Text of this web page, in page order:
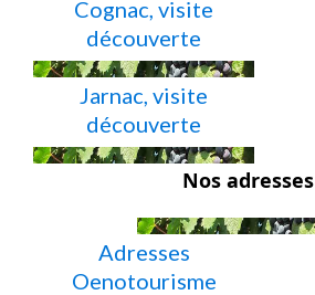
Cognac, visite
découverte
Jarnac, visite
découverte
Nos adresses
Adresses
Oenotourisme